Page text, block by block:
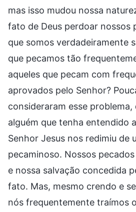
mas isso mudou nossa
fato de Deus perdoar nossos
que somos verdadeiramente
que pecamos tão
aqueles que pecam com
aprovados pelo Senhor?
consideraram esse problema,
alguém que tenha entendido
Senhor Jesus nos redimiu de
pecaminoso. Nossos
e nossa salvação concedida
fato. Mas, mesmo crendo e
nós frequentemente traímos